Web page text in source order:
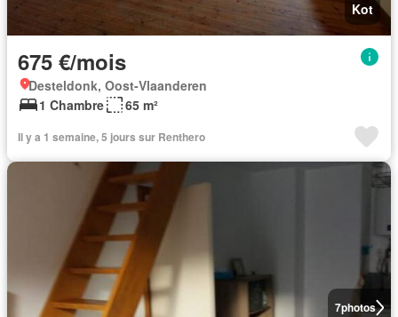
Kot
675 €/mois
Desteldonk, Oost-Vlaanderen
1 Chambre
65 m²
Il y a 1 semaine, 5 jours sur Renthero
7photos